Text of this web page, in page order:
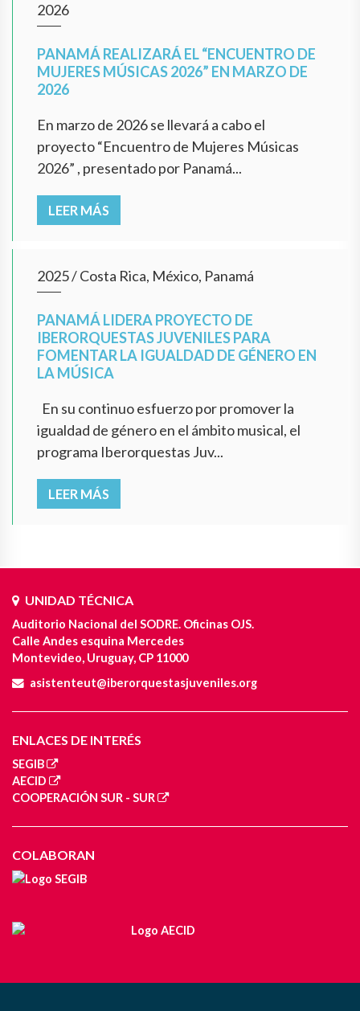
2026
PANAMÁ REALIZARÁ EL “ENCUENTRO DE
MUJERES MÚSICAS 2026” EN MARZO DE
2026
En marzo de 2026 se llevará a cabo el
proyecto “Encuentro de Mujeres Músicas
2026” , presentado por Panamá...
LEER MÁS
2025/Costa Rica, México, Panamá
PANAMÁ LIDERA PROYECTO DE
IBERORQUESTAS JUVENILES PARA
FOMENTAR LA IGUALDAD DE GÉNERO EN
LA MÚSICA
En su continuo esfuerzo por promover la
igualdad de género en el ámbito musical, el
programa Iberorquestas Juv...
LEER MÁS
UNIDAD TÉCNICA
Auditorio Nacional del SODRE. Oficinas OJS.
Calle Andes esquina Mercedes
Montevideo, Uruguay, CP 11000
asistenteut@iberorquestasjuveniles.org
ENLACES DE INTERÉS
SEGIB
AECID
COOPERACIÓN SUR - SUR
COLABORAN